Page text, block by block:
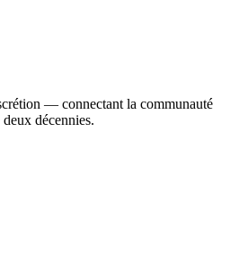
— connectant la communauté
décennies.